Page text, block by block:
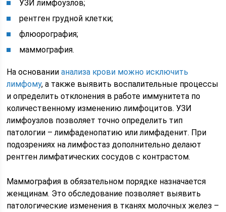
УЗИ лимфоузлов;
рентген грудной клетки;
флюорография;
маммография.
На основаниианализа крови можно исключить
лимфому, а также выявить воспалительные процессы
и определить отклонения в работе иммунитета по
количественному изменению лимфоцитов. УЗИ
лимфоузлов позволяет точно определить тип
патологии – лимфаденопатию или лимфаденит. При
подозрениях на лимфостаз дополнительно делают
рентген лимфатических сосудов с контрастом.
Маммография в обязательном порядке назначается
женщинам. Это обследование позволяет выявить
патологические изменения в тканях молочных желез –